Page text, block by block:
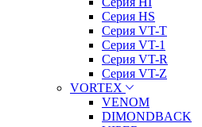
Серия HS
Серия VT-T
Серия VT-1
Серия VT-R
Серия VT-Z
VORTEX
VENOM
DIMONDBACK